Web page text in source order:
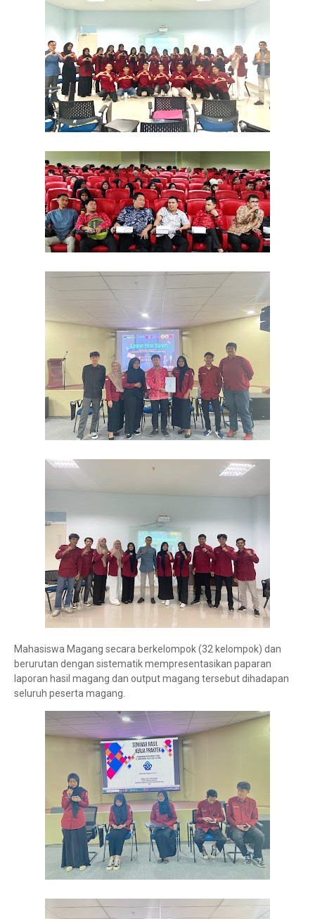
Mahasiswa Magang secara berkelompok (32 kelompok) dan
berurutan dengan sistematik mempresentasikan paparan
laporan hasil magang dan output magang tersebut dihadapan
seluruh peserta magang.